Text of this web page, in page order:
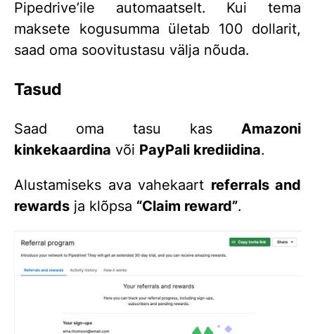
Pipedrive’ile automaatselt. Kui tema
maksete kogusumma ületab 100 dollarit,
saad oma soovitustasu välja nõuda.
Tasud
Saad oma tasu kas Amazoni
kinkekaardina või PayPali krediidina.
Alustamiseks ava vahekaart referrals and
rewards ja klõpsa “Claim reward”.